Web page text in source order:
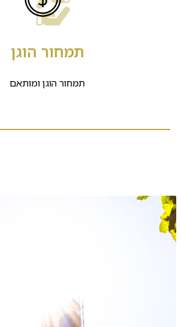
תמחור הוגן
תמחור הוגן ומותאם